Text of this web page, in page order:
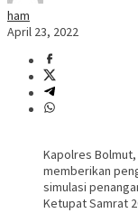
ham
April 23, 2022
Kapolres Bolmut,
memberikan
simulasi
Ketupat Samrat